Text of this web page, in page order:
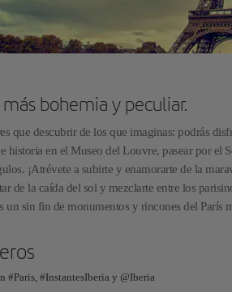
bohemia y peculiar.
que descubrir de los que imaginas: podrás
historia en el Museo del Louvre, pasear por el
¡Atrévete a subirte y enamorarte de la
de la caída del sol y mezclarte entre los
un sin fin de monumentos y rincones del París
#Paris, #InstantesIberia y @Iberia